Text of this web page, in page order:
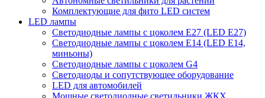
Комплектующие для фито LED систем
LED лампы
Светодиодные лампы с цоколем Е27 (LED E27)
Светодиодные лампы с цоколем Е14 (LED E14,
миньоны)
Светодиодные лампы с цоколем G4
Светодиоды и сопутствующее оборудование
LED для автомобилей
Мощные светодиодные светильники ЖКХ